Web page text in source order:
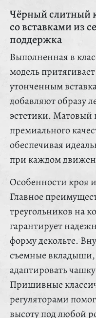
Чёрный слитный
со вставками из
поддержка
Выполненная в
модель
утонченным
добавляют образу
эстетики. Матовый
премиального
обеспечивая
при каждом
Особенности кроя
Главное
треугольников на
гарантирует
форму декольте.
съемные
адаптировать
Пришивные
регуляторами
высоту под любой